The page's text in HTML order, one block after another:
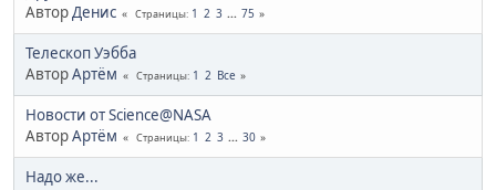
АвторДенис Страницы 1 2 3 ... 75
Телескоп Уэбба
АвторАртём Страницы 1 2 Все
Новости от Science@NASA
АвторАртём Страницы 1 2 3 ... 30
Надо же...